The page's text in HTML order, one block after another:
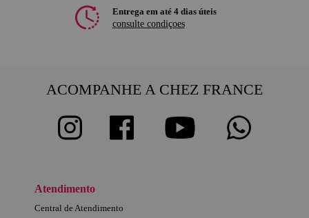
Entrega em até 4 dias úteis
consulte condiçoes
ACOMPANHE A CHEZ FRANCE
Atendimento
Central de Atendimento